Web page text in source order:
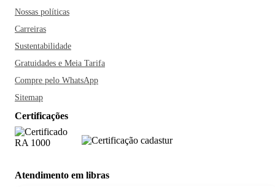
Nossas políticas
Carreiras
Sustentabilidade
Gratuidades e Meia Tarifa
Compre pelo WhatsApp
Sitemap
Certificações
Atendimento em libras